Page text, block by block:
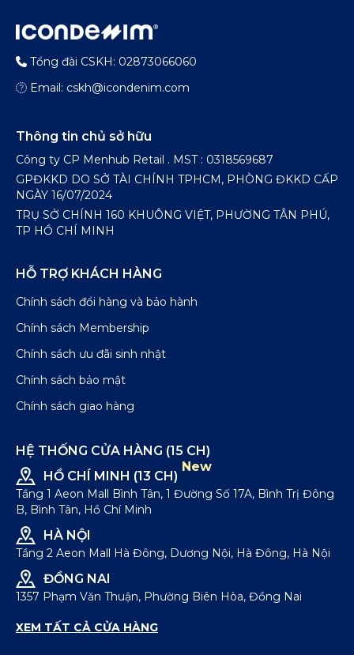
Tổng đài CSKH: 02873066060
Email: cskh@icondenim.com
Thông tin chủ sở hữu
Công ty CP Menhub Retail . MST : 0318569687
GPĐKKD DO SỞ TÀI CHÍNH TPHCM, PHÒNG ĐKKD CẤP
NGÀY 16/07/2024
TRỤ SỞ CHÍNH 160 KHUÔNG VIỆT, PHƯỜNG TÂN PHÚ,
TP HỒ CHÍ MINH
HỖ TRỢ KHÁCH HÀNG
Chính sách đổi hàng và bảo hành
Chính sách Membership
Chính sách ưu đãi sinh nhật
Chính sách bảo mật
Chính sách giao hàng
HỆ THỐNG CỬA HÀNG (15 CH)
HỒ CHÍ MINH (13 CH)
New
Tầng 1 Aeon Mall Bình Tân, 1 Đường Số 17A, Bình Trị Đông
B, Bình Tân, Hồ Chí Minh
HÀ NỘI
Tầng 2 Aeon Mall Hà Đông, Dương Nội, Hà Đông, Hà Nội
ĐỒNG NAI
1357 Phạm Văn Thuận, Phường Biên Hòa, Đồng Nai
XEM TẤT CẢ CỬA HÀNG